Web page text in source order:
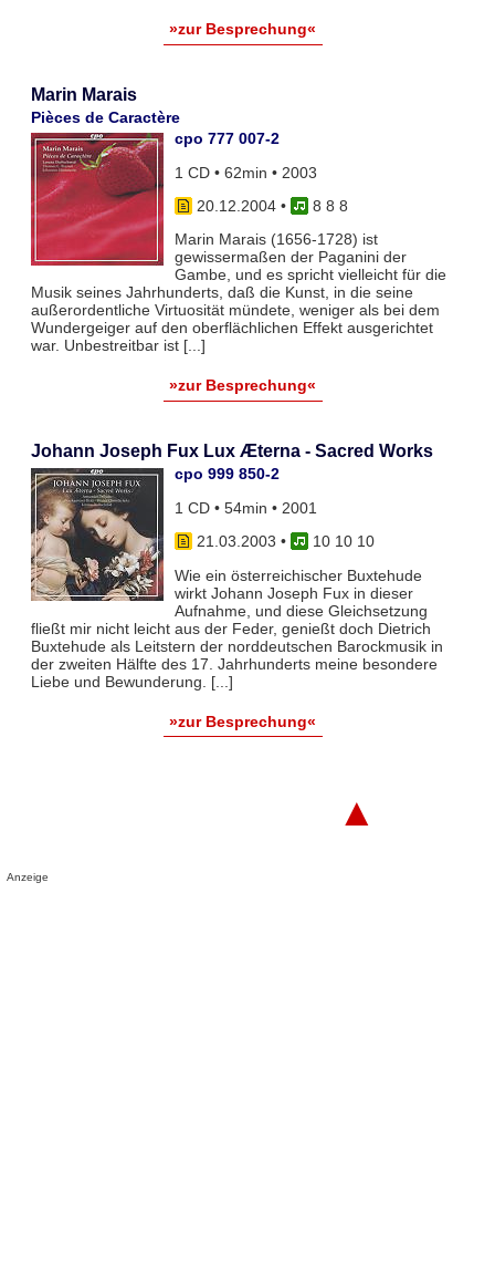
»zur Besprechung«
Marin Marais
Pièces de Caractère
cpo 777 007-2
1 CD • 62min • 2003
20.12.2004•
8 8 8
Marin Marais (1656-1728) ist
gewissermaßen der Paganini der
Gambe, und es spricht vielleicht für die
Musik seines Jahrhunderts, daß die Kunst, in die seine
außerordentliche Virtuosität mündete, weniger als bei dem
Wundergeiger auf den oberflächlichen Effekt ausgerichtet
war. Unbestreitbar ist [...]
»zur Besprechung«
Johann Joseph Fux Lux Æterna - Sacred Works
cpo 999 850-2
1 CD • 54min • 2001
21.03.2003 •
10 10 10
Wie ein österreichischer Buxtehude
wirkt Johann Joseph Fux in dieser
Aufnahme, und diese Gleichsetzung
fließt mir nicht leicht aus der Feder, genießt doch Dietrich
Buxtehude als Leitstern der norddeutschen Barockmusik in
der zweiten Hälfte des 17. Jahrhunderts meine besondere
Liebe und Bewunderung. [...]
»zur Besprechung«
▲
Anzeige